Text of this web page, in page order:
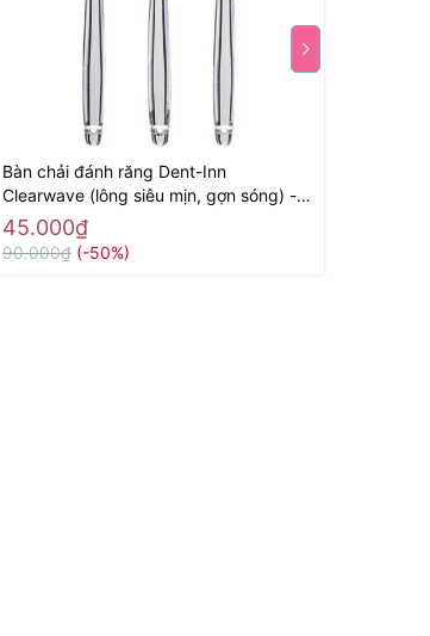
Bàn chải đánh răng Dent-Inn
Clearwave (lông siêu mịn, gợn sóng) -
Hàng Nhật nội địa
45.000₫
90.000₫ (-50%)